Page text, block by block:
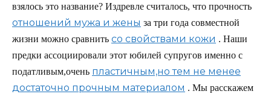
взялось это название? Издревле считалось, что прочность
отношений мужа и жены за три года совместной
жизни можно сравнить со свойствами кожи . Наши
предки ассоциировали этот юбилей супругов именно с
податливым,очень пластичным,но тем не менее
достаточно прочным материалом . Мы расскажем